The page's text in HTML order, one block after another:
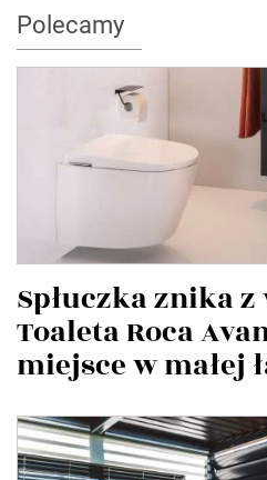
Polecamy
Spłuczka znika
Toaleta Roca
miejsce w małej